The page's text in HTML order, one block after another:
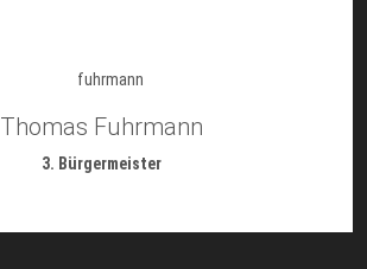
Thomas Fuhrmann
3. Bürgermeister